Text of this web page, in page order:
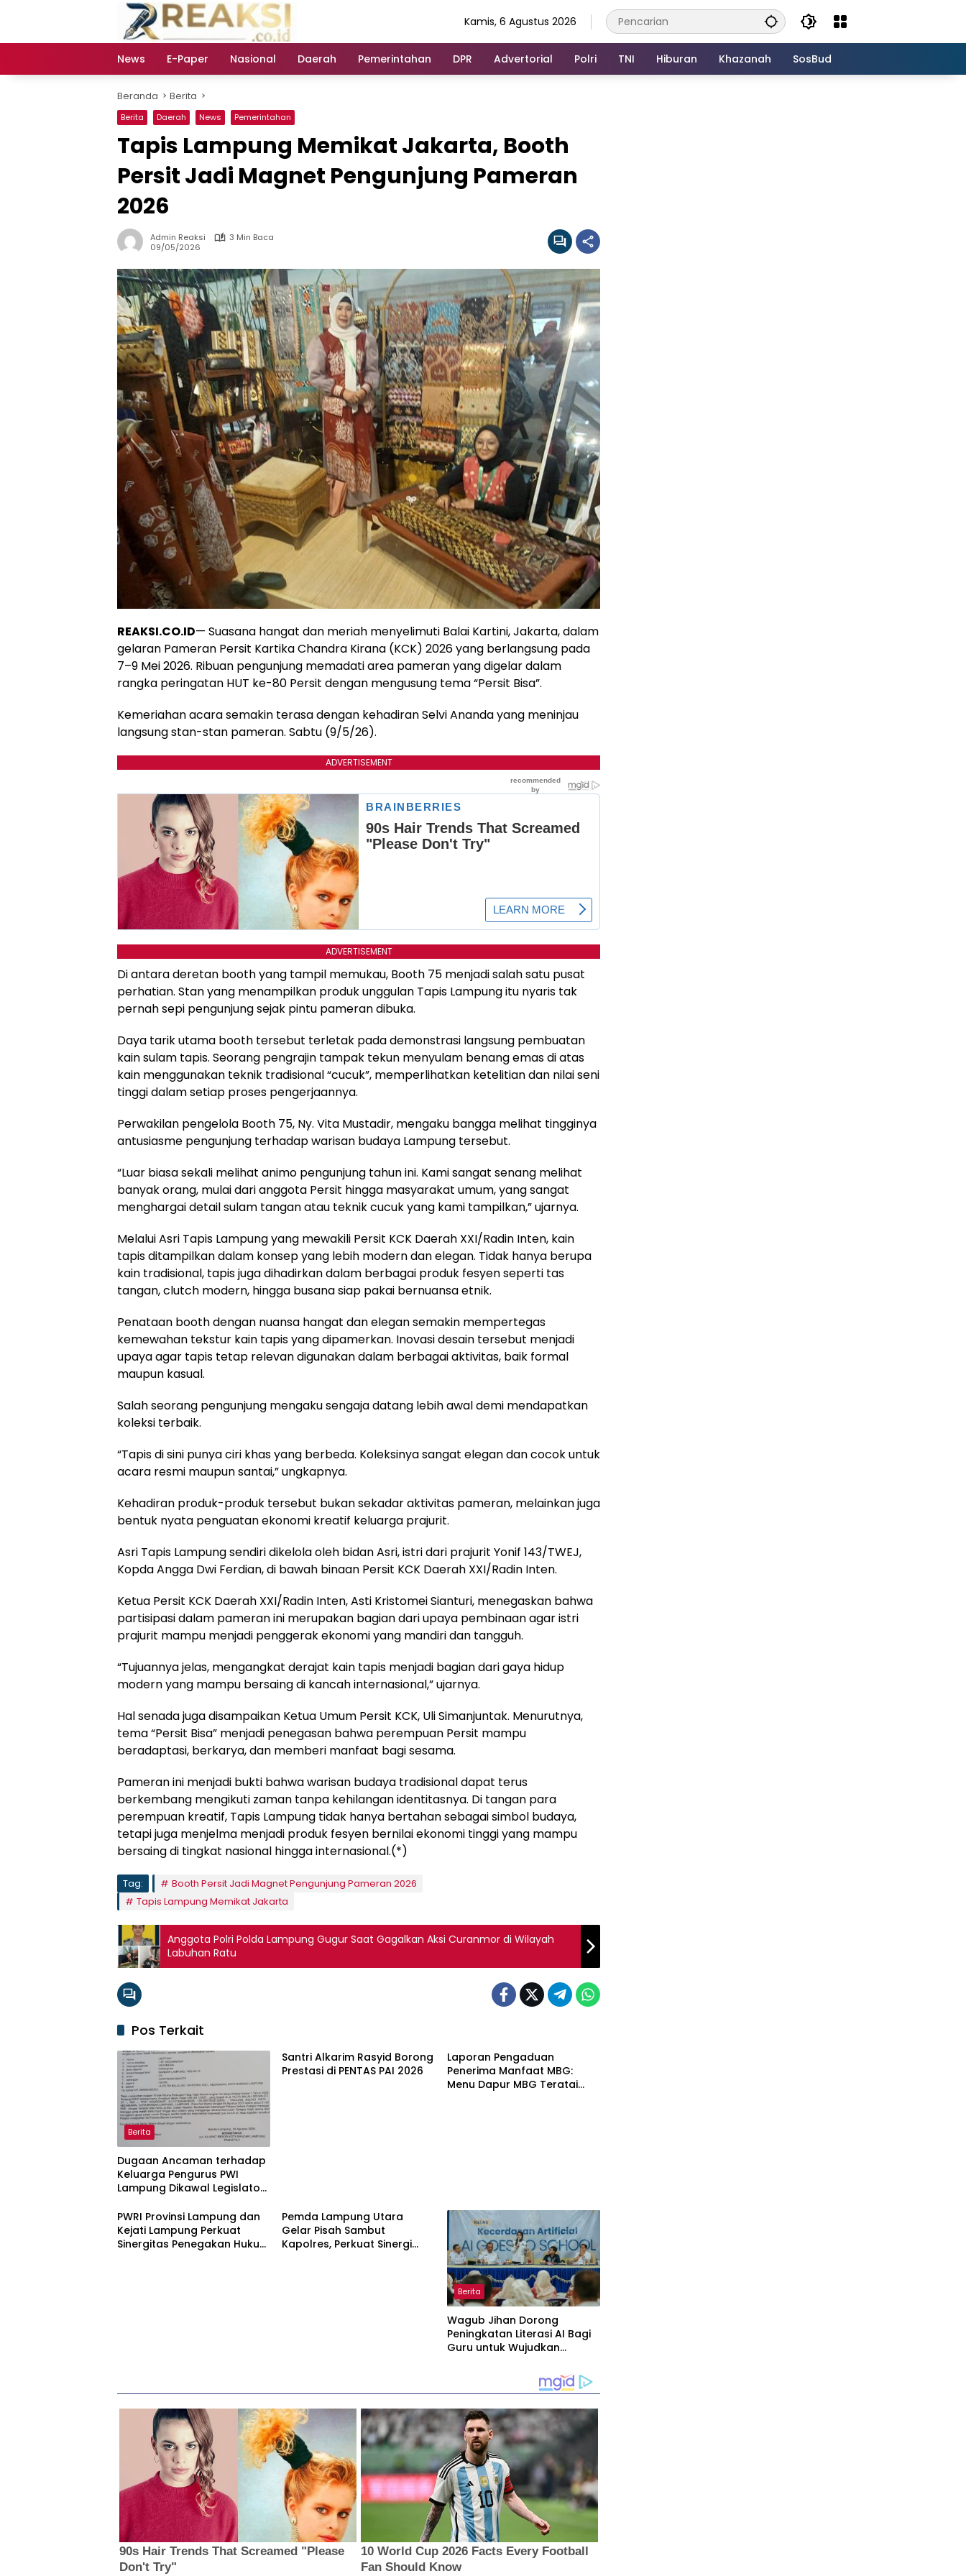
Kamis, 6 Agustus 2026
News E-Paper Nasional Daerah Pemerintahan DPR Advertorial Polri TNI Hiburan Khazanah SosBud
Beranda Berita
Berita Daerah News Pemerintahan
Tapis Lampung Memikat Jakarta, Booth
Persit Jadi Magnet Pengunjung Pameran
2026
Admin Reaksi
3 Min Baca
09/05/2026
REAKSI.CO.ID— Suasana hangat dan meriah menyelimuti Balai Kartini, Jakarta, dalam
gelaran Pameran Persit Kartika Chandra Kirana (KCK) 2026 yang berlangsung pada
7–9 Mei 2026. Ribuan pengunjung memadati area pameran yang digelar dalam
rangka peringatan HUT ke-80 Persit dengan mengusung tema “Persit Bisa”.
Kemeriahan acara semakin terasa dengan kehadiran Selvi Ananda yang meninjau
langsung stan-stan pameran. Sabtu (9/5/26).
ADVERTISEMENT
ADVERTISEMENT
Di antara deretan booth yang tampil memukau, Booth 75 menjadi salah satu pusat
perhatian. Stan yang menampilkan produk unggulan Tapis Lampung itu nyaris tak
pernah sepi pengunjung sejak pintu pameran dibuka.
Daya tarik utama booth tersebut terletak pada demonstrasi langsung pembuatan
kain sulam tapis. Seorang pengrajin tampak tekun menyulam benang emas di atas
kain menggunakan teknik tradisional “cucuk”, memperlihatkan ketelitian dan nilai seni
tinggi dalam setiap proses pengerjaannya.
Perwakilan pengelola Booth 75, Ny. Vita Mustadir, mengaku bangga melihat tingginya
antusiasme pengunjung terhadap warisan budaya Lampung tersebut.
“Luar biasa sekali melihat animo pengunjung tahun ini. Kami sangat senang melihat
banyak orang, mulai dari anggota Persit hingga masyarakat umum, yang sangat
menghargai detail sulam tangan atau teknik cucuk yang kami tampilkan,” ujarnya.
Melalui Asri Tapis Lampung yang mewakili Persit KCK Daerah XXI/Radin Inten, kain
tapis ditampilkan dalam konsep yang lebih modern dan elegan. Tidak hanya berupa
kain tradisional, tapis juga dihadirkan dalam berbagai produk fesyen seperti tas
tangan, clutch modern, hingga busana siap pakai bernuansa etnik.
Penataan booth dengan nuansa hangat dan elegan semakin mempertegas
kemewahan tekstur kain tapis yang dipamerkan. Inovasi desain tersebut menjadi
upaya agar tapis tetap relevan digunakan dalam berbagai aktivitas, baik formal
maupun kasual.
Salah seorang pengunjung mengaku sengaja datang lebih awal demi mendapatkan
koleksi terbaik.
“Tapis di sini punya ciri khas yang berbeda. Koleksinya sangat elegan dan cocok untuk
acara resmi maupun santai,” ungkapnya.
Kehadiran produk-produk tersebut bukan sekadar aktivitas pameran, melainkan juga
bentuk nyata penguatan ekonomi kreatif keluarga prajurit.
Asri Tapis Lampung sendiri dikelola oleh bidan Asri, istri dari prajurit Yonif 143/TWEJ,
Kopda Angga Dwi Ferdian, di bawah binaan Persit KCK Daerah XXI/Radin Inten.
Ketua Persit KCK Daerah XXI/Radin Inten, Asti Kristomei Sianturi, menegaskan bahwa
partisipasi dalam pameran ini merupakan bagian dari upaya pembinaan agar istri
prajurit mampu menjadi penggerak ekonomi yang mandiri dan tangguh.
“Tujuannya jelas, mengangkat derajat kain tapis menjadi bagian dari gaya hidup
modern yang mampu bersaing di kancah internasional,” ujarnya.
Hal senada juga disampaikan Ketua Umum Persit KCK, Uli Simanjuntak. Menurutnya,
tema “Persit Bisa” menjadi penegasan bahwa perempuan Persit mampu
beradaptasi, berkarya, dan memberi manfaat bagi sesama.
Pameran ini menjadi bukti bahwa warisan budaya tradisional dapat terus
berkembang mengikuti zaman tanpa kehilangan identitasnya. Di tangan para
perempuan kreatif, Tapis Lampung tidak hanya bertahan sebagai simbol budaya,
tetapi juga menjelma menjadi produk fesyen bernilai ekonomi tinggi yang mampu
bersaing di tingkat nasional hingga internasional.(*)
Tag:
Booth Persit Jadi Magnet Pengunjung Pameran 2026
Tapis Lampung Memikat Jakarta
Anggota Polri Polda Lampung Gugur Saat Gagalkan Aksi Curanmor di Wilayah
Labuhan Ratu
Pos Terkait
Berita
Dugaan Ancaman terhadap
Keluarga Pengurus PWI
Lampung Dikawal Legislator
Santri Alkarim Rasyid Borong
Prestasi di PENTAS PAI 2026
Laporan Pengaduan
Penerima Manfaat MBG:
Menu Dapur MBG Teratai
PWRI Provinsi Lampung dan
Kejati Lampung Perkuat
Sinergitas Penegakan Hukum
Pemda Lampung Utara
Gelar Pisah Sambut
Kapolres, Perkuat Sinergi
Berita
Wagub Jihan Dorong
Peningkatan Literasi AI Bagi
Guru untuk Wujudkan